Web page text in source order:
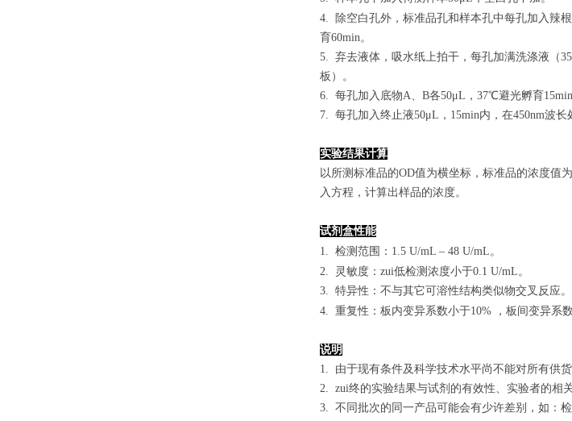
4.
除空白孔外，标准品孔和样本孔中每孔加入辣
育60min。
5. 弃去液体，吸水纸上拍干，每孔加满洗涤液 （
板）。
6. 每孔加入底物A、B各50μL，37℃避光孵育15min
7. 每孔加入终止液50μL，15min内，在450nm波长
实验结果计算
以所测标准品的OD值为横坐标， 标准品的浓度值
入方程，计算出样品的浓度。
试剂盒性能
1. 检测范围 ： 1.5 U/mL – 48 U/mL。
2. 灵敏度：zui低检测浓度小于0.1 U/mL。
3. 特异性：不与其它可溶性结构类似物交叉反应。
4. 重复性：板内变异系数小于10% ， 板间变异系
说明
1. 由于现有条件及科学技术水平尚不能对所有供
2. zui终的实验结果与试剂的有效性、实验者的相
3. 不同批次的同一产品可能会有少许差别，如：